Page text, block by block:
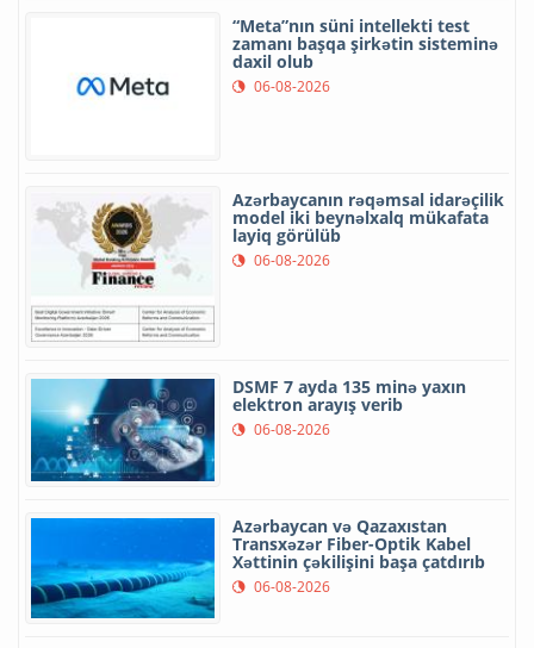
“Meta”nın süni intellekti test
zamanı başqa şirkətin sisteminə
daxil olub
06-08-2026
Azərbaycanın rəqəmsal idarəçilik
model iki beynəlxalq mükafata
layiq görülüb
06-08-2026
DSMF 7 ayda 135 minə yaxın
elektron arayış verib
06-08-2026
Azərbaycan və Qazaxıstan
Transxəzər Fiber-Optik Kabel
Xəttinin çəkilişini başa çatdırıb
06-08-2026